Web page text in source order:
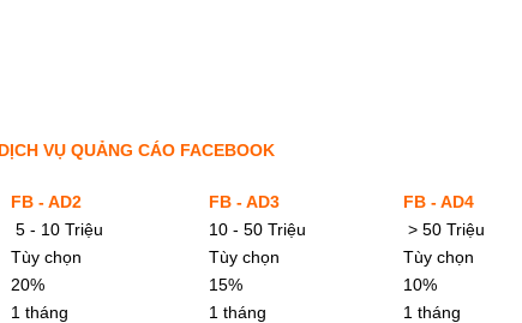
DỊCH VỤ QUẢNG CÁO FACEBOOK
FB - AD2 FB - AD3
FB - AD4
5 - 10 Triệu 10 - 50 Triệu
> 50 Triệu
Tùy chọn Tùy chọn
Tùy chọn
20% 15%
10%
1 tháng 1 tháng 1 tháng